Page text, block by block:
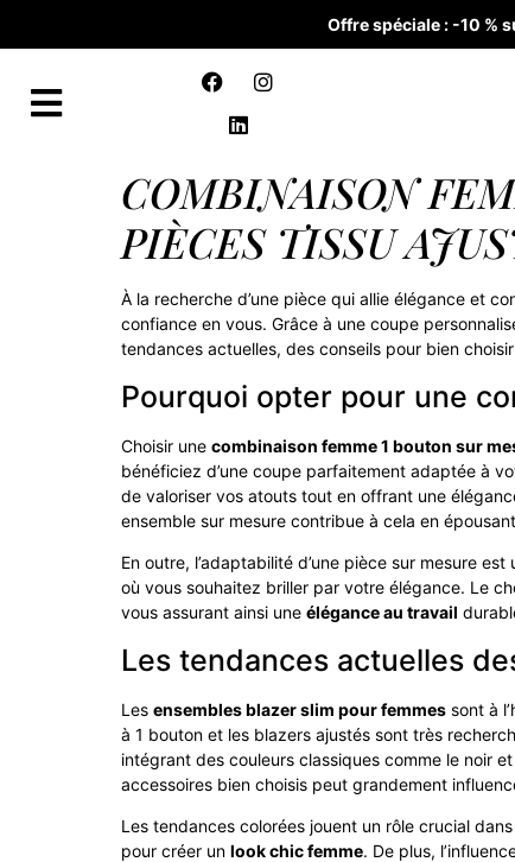
Offre spéciale : -10 %
COMBINAISON
PIÈCES TISSU
À la recherche d’une pièce qui allie élégance et
confiance en vous. Grâce à une coupe
tendances actuelles, des conseils pour bien
Pourquoi opter pour une
Choisir une combinaison femme 1 bouton sur
bénéficiez d’une coupe parfaitement adaptée à
de valoriser vos atouts tout en offrant une
ensemble sur mesure contribue à cela en
En outre, l’adaptabilité d’une pièce sur mesure
où vous souhaitez briller par votre élégance. Le
vous assurant ainsi une élégance au travail
Les tendances actuelles
Les ensembles blazer slim pour femmes sont à
à 1 bouton et les blazers ajustés sont très
intégrant des couleurs classiques comme le noir
accessoires bien choisis peut grandement
Les tendances colorées jouent un rôle crucial
pour créer un look chic femme. De plus,